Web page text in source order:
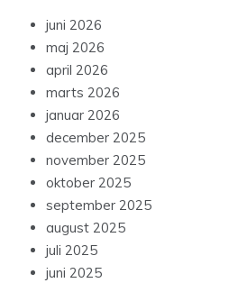
juni 2026
maj 2026
april 2026
marts 2026
januar 2026
december 2025
november 2025
oktober 2025
september 2025
august 2025
juli 2025
juni 2025